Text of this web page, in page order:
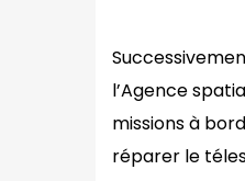
l’Agence
missions à
réparer le